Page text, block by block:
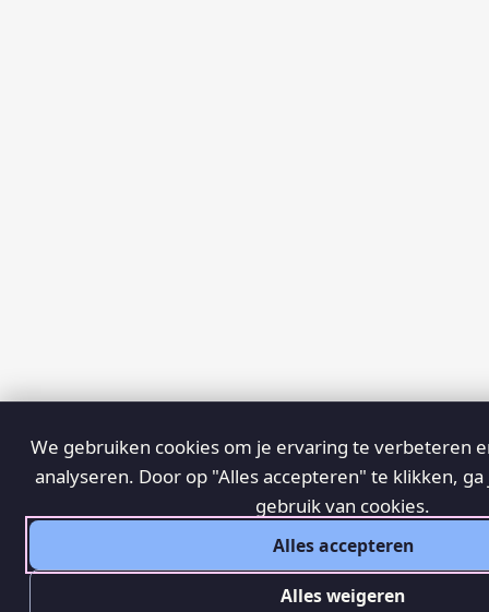
We gebruiken cookies om je ervaring te verbeteren
analyseren. Door op "Alles accepteren" te klikken,
gebruik van cookies.
Alles accepteren
Alles weigeren